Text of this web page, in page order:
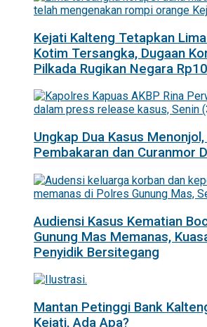
Kejati Kalteng Tetapkan
Kotim Tersangka, Dugaan
Pilkada Rugikan Negara
Ungkap Dua Kasus
Pembakaran dan Curanmor
Audiensi Kasus Kematian
Gunung Mas Memanas,
Penyidik Bersitegang
Mantan Petinggi Bank
Kejati, Ada Apa?